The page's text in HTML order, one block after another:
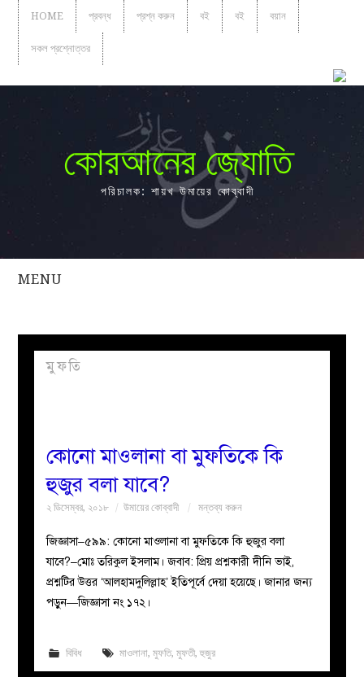
HOME প্রবন্ধ প্রশ্ন করুন বই বই বয়ান
সকল প্রশ্নোত্তর
কোরআনের জ্যোতি
পরিচালক: শায়খ উমায়ের কোব্বাদী
MENU
সকল
প্রবন্ধ
নারীদের
পাতা
মজলিস
প্রশ্ন
করুন
মুফতি
কোনো মাওলানা বা মুফতিকে কি
হুজুর বলা যাবে?
২ ডিসেম্বর, ২০১৮ উমায়ের কোব্বাদী মন্তব্য করুন
জিজ্ঞাসা–৫৯৯: কোনো মাওলানা বা মুফতিকে কি হুজুর বলা
যাবে?–মোঃ তরিকুল ইসলাম। জবাব: প্রিয় প্রশ্নকারী দীনি ভাই,
প্রশ্নটির উত্তর ‘আলহামদুলিল্লাহ’ ইতিপূর্বে দেয়া হয়েছে। জানার জন্য
পড়ুন—জিজ্ঞাসা নং ১৭২।
বিবিধ মাওলানা, মুফতি, মুফতী, হুজুর